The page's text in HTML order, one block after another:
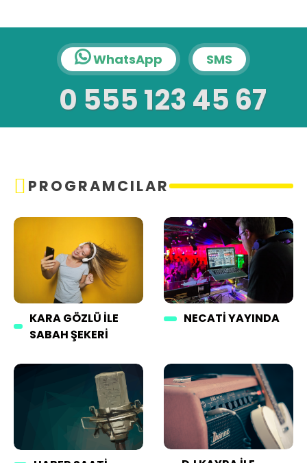
WhatsApp SMS
0 555 123 45 67
PROGRAMCILAR
KARA GÖZLÜ ILE
SABAH ŞEKERI
NECATI YAYINDA